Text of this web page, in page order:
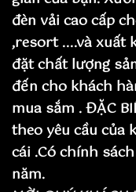
đèn vải cao cấp
,resort ....và xuất
đặt chất lượng
đến cho khách
mua sắm . ĐẶC
theo yêu cầu của
cái .Có chính
năm.